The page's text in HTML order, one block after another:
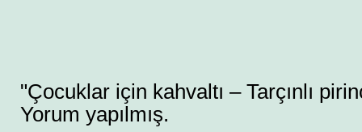
"Çocuklar için kahvaltı – Tarçınlı
Yorum yapılmış.